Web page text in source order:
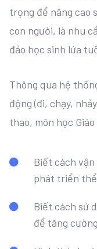
trọng để nâng cao
con người, là nhu
đảo học sinh lứa
Thông qua hệ
động (đi, chạy,
thao, môn học
Biết cách
phát triển
Biết cách sử
để tăng